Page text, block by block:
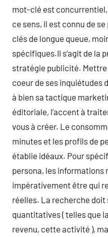
mot-clé est concurrentiel,
ce sens, il est connu de
clés de longue queue,
spécifiques.Il s’agit de la
stratégie publicité. Mettre
coeur de ses inquiétudes
à bien sa tactique
éditoriale, l’accent à
vous à créer. Le
minutes et les profils de
établie idéaux. Pour
persona, les informations
impérativement être qui
réelles. La recherche
quantitatives ( telles que
revenu, cette activité ),